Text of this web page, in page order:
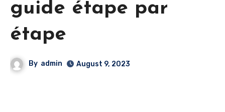
guide étape par
étape
By admin August 9, 2023